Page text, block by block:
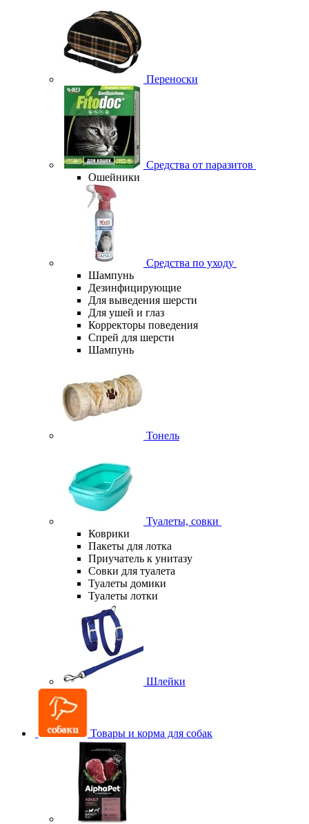
Переноски
Средства от паразитов
Ошейники
Средства по уходу
Шампунь
Дезинфицирующие
Для выведения шерсти
Для ушей и глаз
Корректоры поведения
Спрей для шерсти
Шампунь
Тонель
Туалеты, совки
Коврики
Пакеты для лотка
Приучатель к унитазу
Совки для туалета
Туалеты домики
Туалеты лотки
Шлейки
Товары и корма для собак